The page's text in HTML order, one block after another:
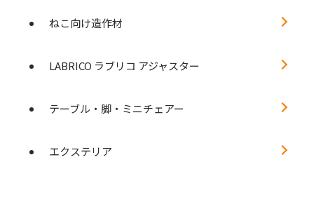
ねこ向け造作材
LABRICO ラブリコ アジャスター
テーブル・脚・ミニチェアー
エクステリア